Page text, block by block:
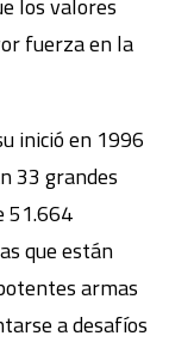
fuerza en la
inició en 1996
33 grandes
51.664
que están
armas
a desafíos